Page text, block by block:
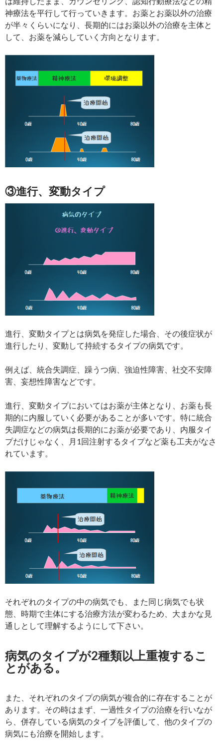
神療法を平行して行っていきます。お薬とお薬以外の治療
が半々くらいになり、長期的にはお薬以外の治療を主体と
して、お薬を減らしていく方向となります。
③進行、変動タイプ
進行、変動タイプとは病気を発症した場合、その後症状が
進行したり、変動して持続するタイプの病気です。
例えば、統合失調症、躁うつ病、強迫性障害、社交不安障
害、妄想性障害などです。
進行、変動タイプにおいてはお薬が主体となり、お薬も長
期的に内服していく必要があることが多いです。特に統合
失調症などの病気は長期的にお薬が必要であり、内服タイ
プだけじゃなく、月1回注射するタイプなど薬も工夫がなさ
れています。
それぞれのタイプの中の病気でも、また同じ病気でも状
態、時期で主体にする治療方法が変わるため、大まかな見
通しとして理解するようにして下さい。
病気のタイプが2種類以上重複するこ
とがある。
また、それぞれのタイプの病気が複合的に存在することが
あります。その時はまず、一過性タイプの治療を行いなが
ら、併存している病気のタイプを評価して、他のタイプの
病気にも治療を開始します。